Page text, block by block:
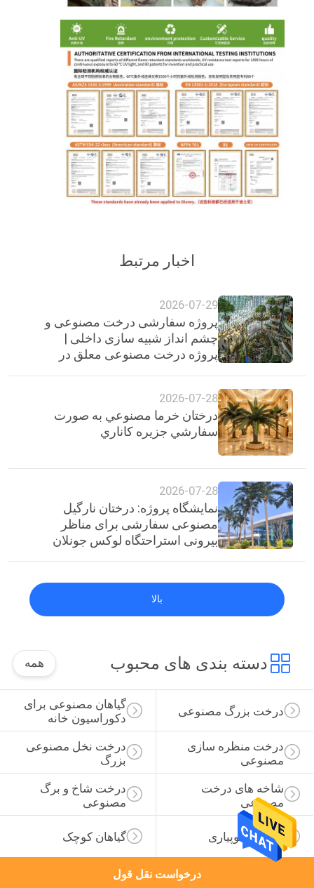
اخبار مرتبط
2026-07-29
پروژه سفارشی درخت مصنوعی و
چشم انداز شبیه سازی داخلی |
پروژه درخت مصنوعی معلق در
2026-07-28
درختان خرما مصنوعي به صورت
سفارشي جزيره كاناري
2026-07-28
نمایشگاه پروژه: درختان نارگیل
مصنوعی سفارشی برای مناظر
بیرونی استراحتگاه لوکس جونلان
بالا
دسته بندی های محبوب همه
گیاهان مصنوعی برای
دکوراسیون خانه
درخت بزرگ مصنوعی
درخت نخل مصنوعی
بزرگ
درخت منظره سازی
مصنوعی
درخت شاخ و برگ
مصنوعی
شاخه های درخت
مصنوعی
گیاهان کوچک مجسمه توپیاری
درخواست نقل قول